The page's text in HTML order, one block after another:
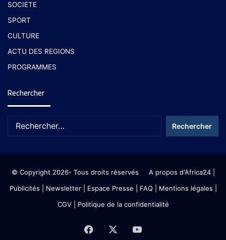
SOCIETE
SPORT
CULTURE
ACTU DES REGIONS
PROGRAMMES
Rechercher
© Copyright 2026- Tous droits réservés A propos d'Africa24|
Publicités
Newsletter| Espace Presse | FAQ | Mentions légales
CGV| Politique de la confidentialité